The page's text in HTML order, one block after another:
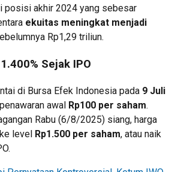
posisi akhir 2024 yang sebesar
ekuitas meningkat menjadi
Rp1,29 triliun.
Sejak IPO
di Bursa Efek Indonesia pada 9 Juli
awal Rp100 per saham.
Rabu (6/8/2025) siang, harga
level Rp1.500 per saham, atau naik